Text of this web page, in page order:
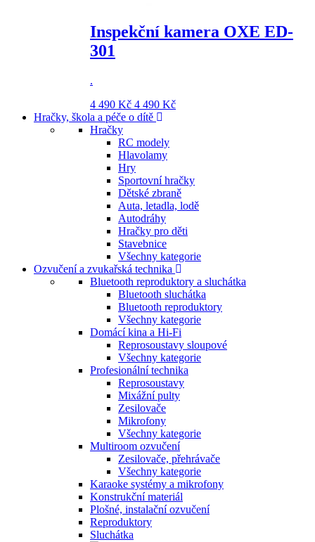
Inspekční kamera OXE ED-
301
.
4 490 Kč 4 490 Kč
Hračky, škola a péče o dítě
Hračky
RC modely
Hlavolamy
Hry
Sportovní hračky
Dětské zbraně
Auta, letadla, lodě
Autodráhy
Hračky pro děti
Stavebnice
Všechny kategorie
Ozvučení a zvukařská technika
Bluetooth reproduktory a sluchátka
Bluetooth sluchátka
Bluetooth reproduktory
Všechny kategorie
Domácí kina a Hi-Fi
Reprosoustavy sloupové
Všechny kategorie
Profesionální technika
Reprosoustavy
Mixážní pulty
Zesilovače
Mikrofony
Všechny kategorie
Multiroom ozvučení
Zesilovače, přehrávače
Všechny kategorie
Karaoke systémy a mikrofony
Konstrukční materiál
Plošné, instalační ozvučení
Reproduktory
Sluchátka